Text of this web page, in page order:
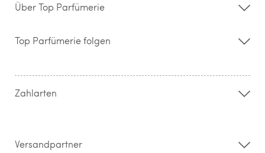
Über Top Parfümerie
Storefinder
Kontakt
Widerrufsrecht & Rückgabebedingungen
Top Parfümerie folgen
Zahlarten
Versandpartner